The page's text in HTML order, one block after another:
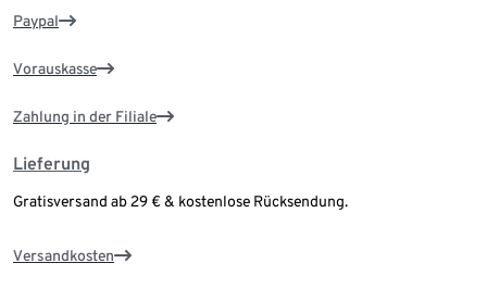
Paypal
Vorauskasse
Zahlung in der Filiale
Lieferung
Gratisversand ab 29 € & kostenlose Rücksendung.
Versandkosten